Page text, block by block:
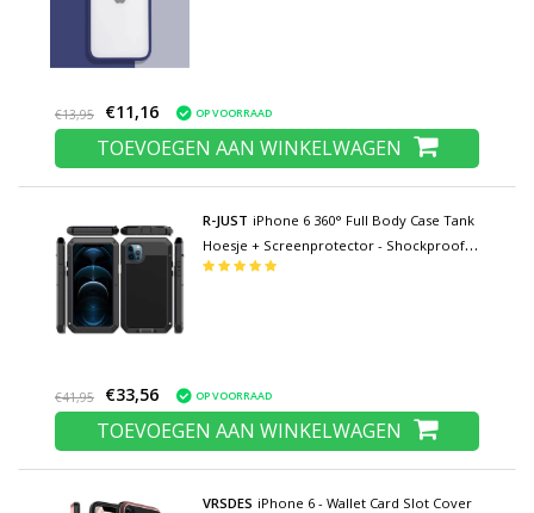
€13,95 €11,16 OP VOORRAAD
TOEVOEGEN AAN WINKELWAGEN
R-JUST iPhone 6 360° Full Body Case Tank
Hoesje + Screenprotector - Shockproof
Cover Metaal Zwart
€41,95 €33,56 OP VOORRAAD
TOEVOEGEN AAN WINKELWAGEN
VRSDES iPhone 6 - Wallet Card Slot Cover